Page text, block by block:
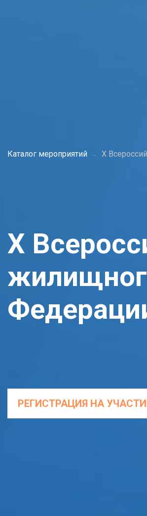
Каталог мероприятий X
X
РЕГИСТРАЦИЯ НА